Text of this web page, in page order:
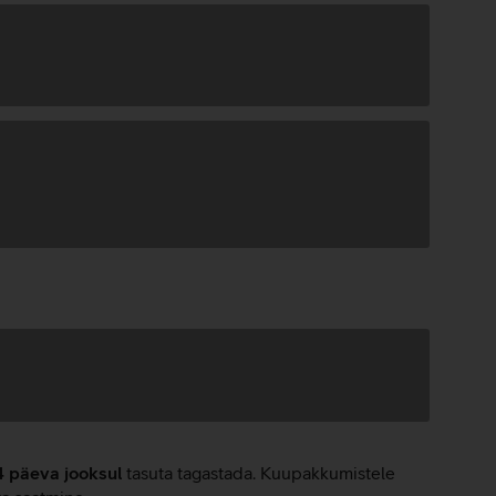
päeva jooksul tasuta tagastada. Kuupakkumistele